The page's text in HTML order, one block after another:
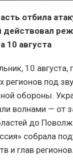
отбила
действовал
10 августа
10
регионов под
обороны.
волнами — от
до
собрала
и глав регионов.